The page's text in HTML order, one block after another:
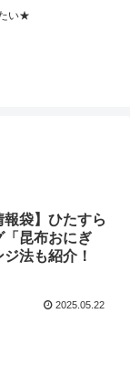
い★
報袋】ひたすら
「昆布おにぎ
法も紹介！
2025.05.22